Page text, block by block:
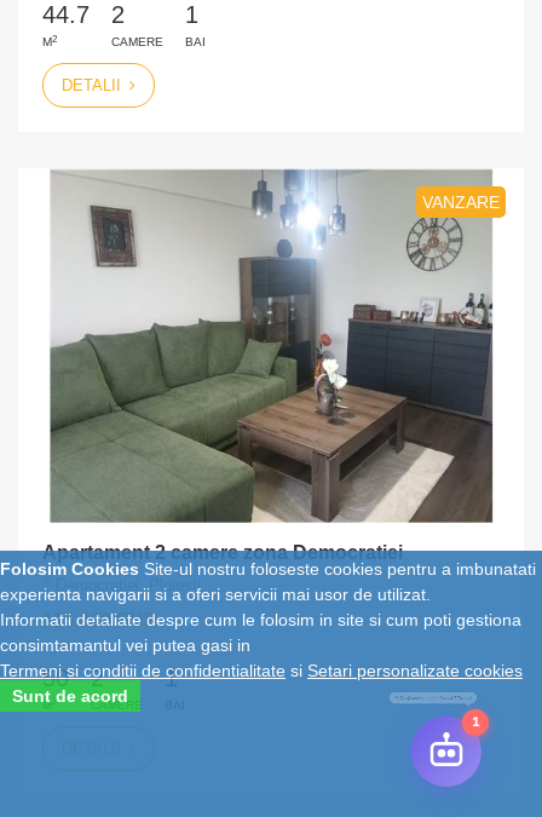
44.7
M2
2
CAMERE
1
BAI
DETALII
VANZARE
Apartament 2 camere zona Democratiei
Democratiei, Ploiesti
115.000 EUR
50
M 2
2
CAMERE
1
Folosim Cookies Site-ul nostru foloseste cookies pentru a imbunatati
experienta navigarii si a oferi servicii mai usor de utilizat.
Informatii detaliate despre cum le folosim in site si cum poti gestiona
consimtamantul vei putea gasi in
Termeni si conditii de confidentialitate si Setari personalizate cookies
Sunt de acord
1